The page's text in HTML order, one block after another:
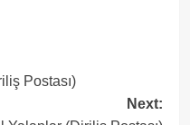
Postası)
Next: